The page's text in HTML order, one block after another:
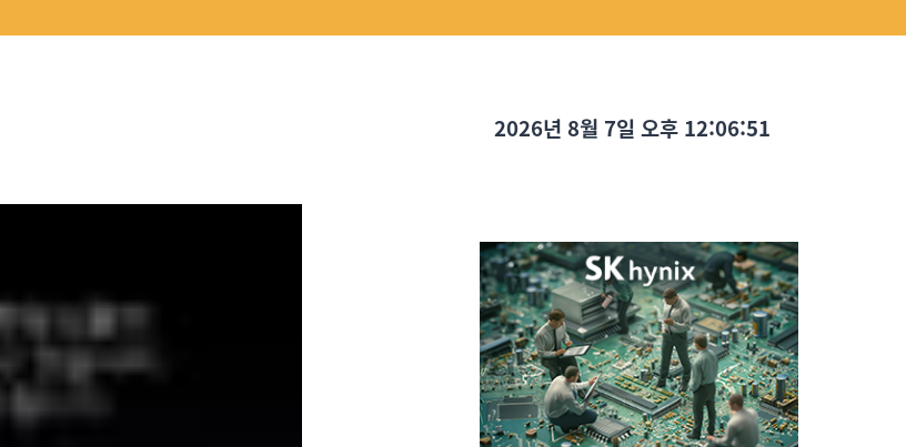
2026년 8월 7일 오후 12:06:53